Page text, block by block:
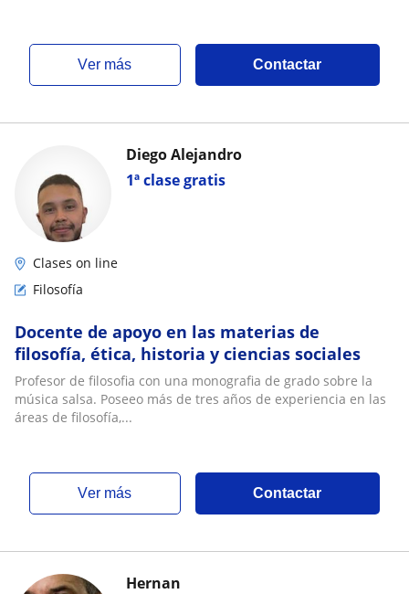
ver más Contactar
1ª clase gratis
Diego Alejandro
Clases on line
Filosofía
Docente de apoyo en las materias de
filosofía, ética, historia y ciencias sociales
Profesor de filosofia con una monografia de grado sobre la
música salsa. Poseeo más de tres años de experiencia en las
áreas de filosofía,...
ver más Contactar
Hernan